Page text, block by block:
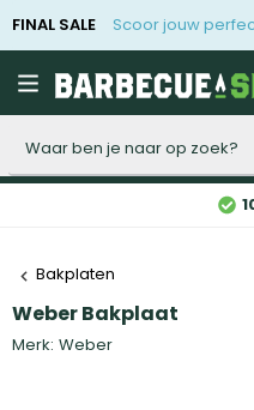
FINAL SALE Scoor jouw
Bakplaten
Weber Bakplaat
Merk: Weber